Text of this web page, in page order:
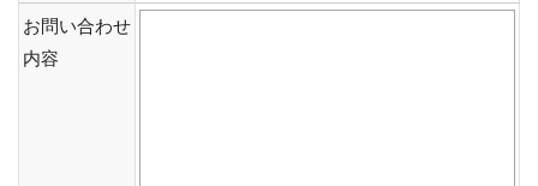
お問い合わせ
内容